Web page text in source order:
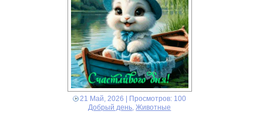
21 Май, 2026 | Просмотров: 100
Добрый день,Животные